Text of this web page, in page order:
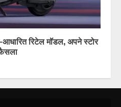
रिटेल मॉडल, अपने स्टोर